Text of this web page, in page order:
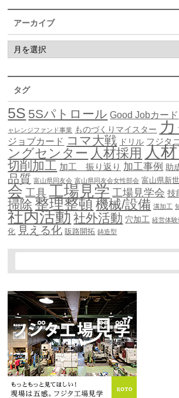
アーカイブ
タグ
5S 5Sパトロール Good Jobカード
ャレンジファンド事業 ものづくりマイスター
ジョブカード コマ大戦 ドリル フジタ
ングセンター 人材採用 人
切削加工 加工 振り返り 加工事例 助
品質 富山県同友会 富山県同友会女性部会 富山県新
会 工具 工場見学 工場見学会 技
掃除 整理整頓機械/設備 溝加工
社内活動社外活動 穴加工 経営体
化 見える化 販路開拓 鋳造型